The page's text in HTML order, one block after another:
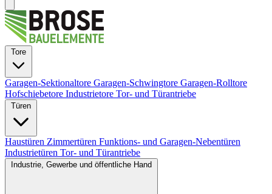
Garagen-Sektionaltore Garagen-Schwingtore Garagen-Rolltore
Hofschiebetore Industrietore Tor- und Türantriebe
Haustüren Zimmertüren Funktions- und Garagen-Nebentüren
Industrietüren Tor- und Türantriebe